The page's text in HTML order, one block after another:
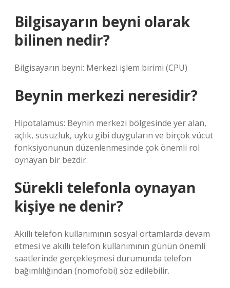
Bilgisayarın beyni olarak
bilinen nedir?
Bilgisayarın beyni: Merkezi işlem birimi (CPU)
Beynin merkezi neresidir?
Hipotalamus: Beynin merkezi bölgesinde yer alan,
açlık, susuzluk, uyku gibi duyguların ve birçok vücut
fonksiyonunun düzenlenmesinde çok önemli rol
oynayan bir bezdir.
Sürekli telefonla oynayan
kişiye ne denir?
Akıllı telefon kullanımının sosyal ortamlarda devam
etmesi ve akıllı telefon kullanımının günün önemli
saatlerinde gerçekleşmesi durumunda telefon
bağımlılığından (nomofobi) söz edilebilir.